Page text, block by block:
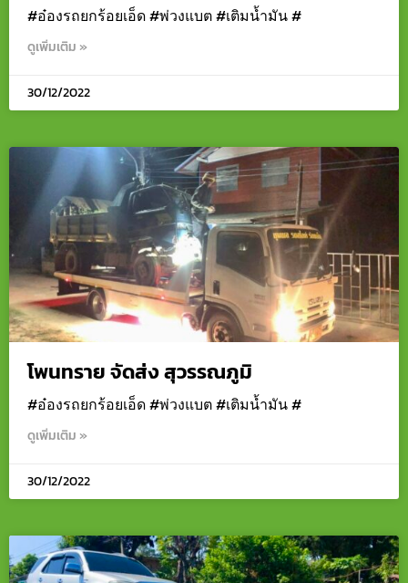
#อ๋องรถยกร้อยเอ็ด #พ่วงแบต #เติมน้ำมัน #
ดูเพิ่มเติม »
30/12/2022
โพนทราย จัดส่ง สุวรรณภูมิ
#อ๋องรถยกร้อยเอ็ด #พ่วงแบต #เติมน้ำมัน #
ดูเพิ่มเติม »
30/12/2022